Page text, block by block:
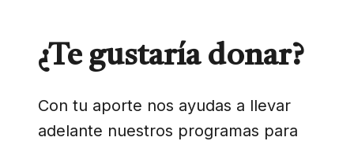
¿Te gustaría donar?
Con tu aporte nos ayudas a llevar
adelante nuestros programas para